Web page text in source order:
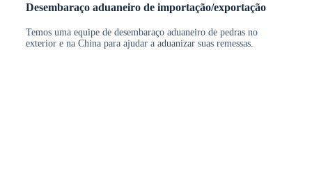
Desembaraço aduaneiro de importação/exportação
Temos uma equipe de desembaraço aduaneiro de pedras no
exterior e na China para ajudar a aduanizar suas remessas.